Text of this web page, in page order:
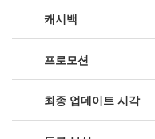
캐시백
프로모션
최종 업데이트 시각